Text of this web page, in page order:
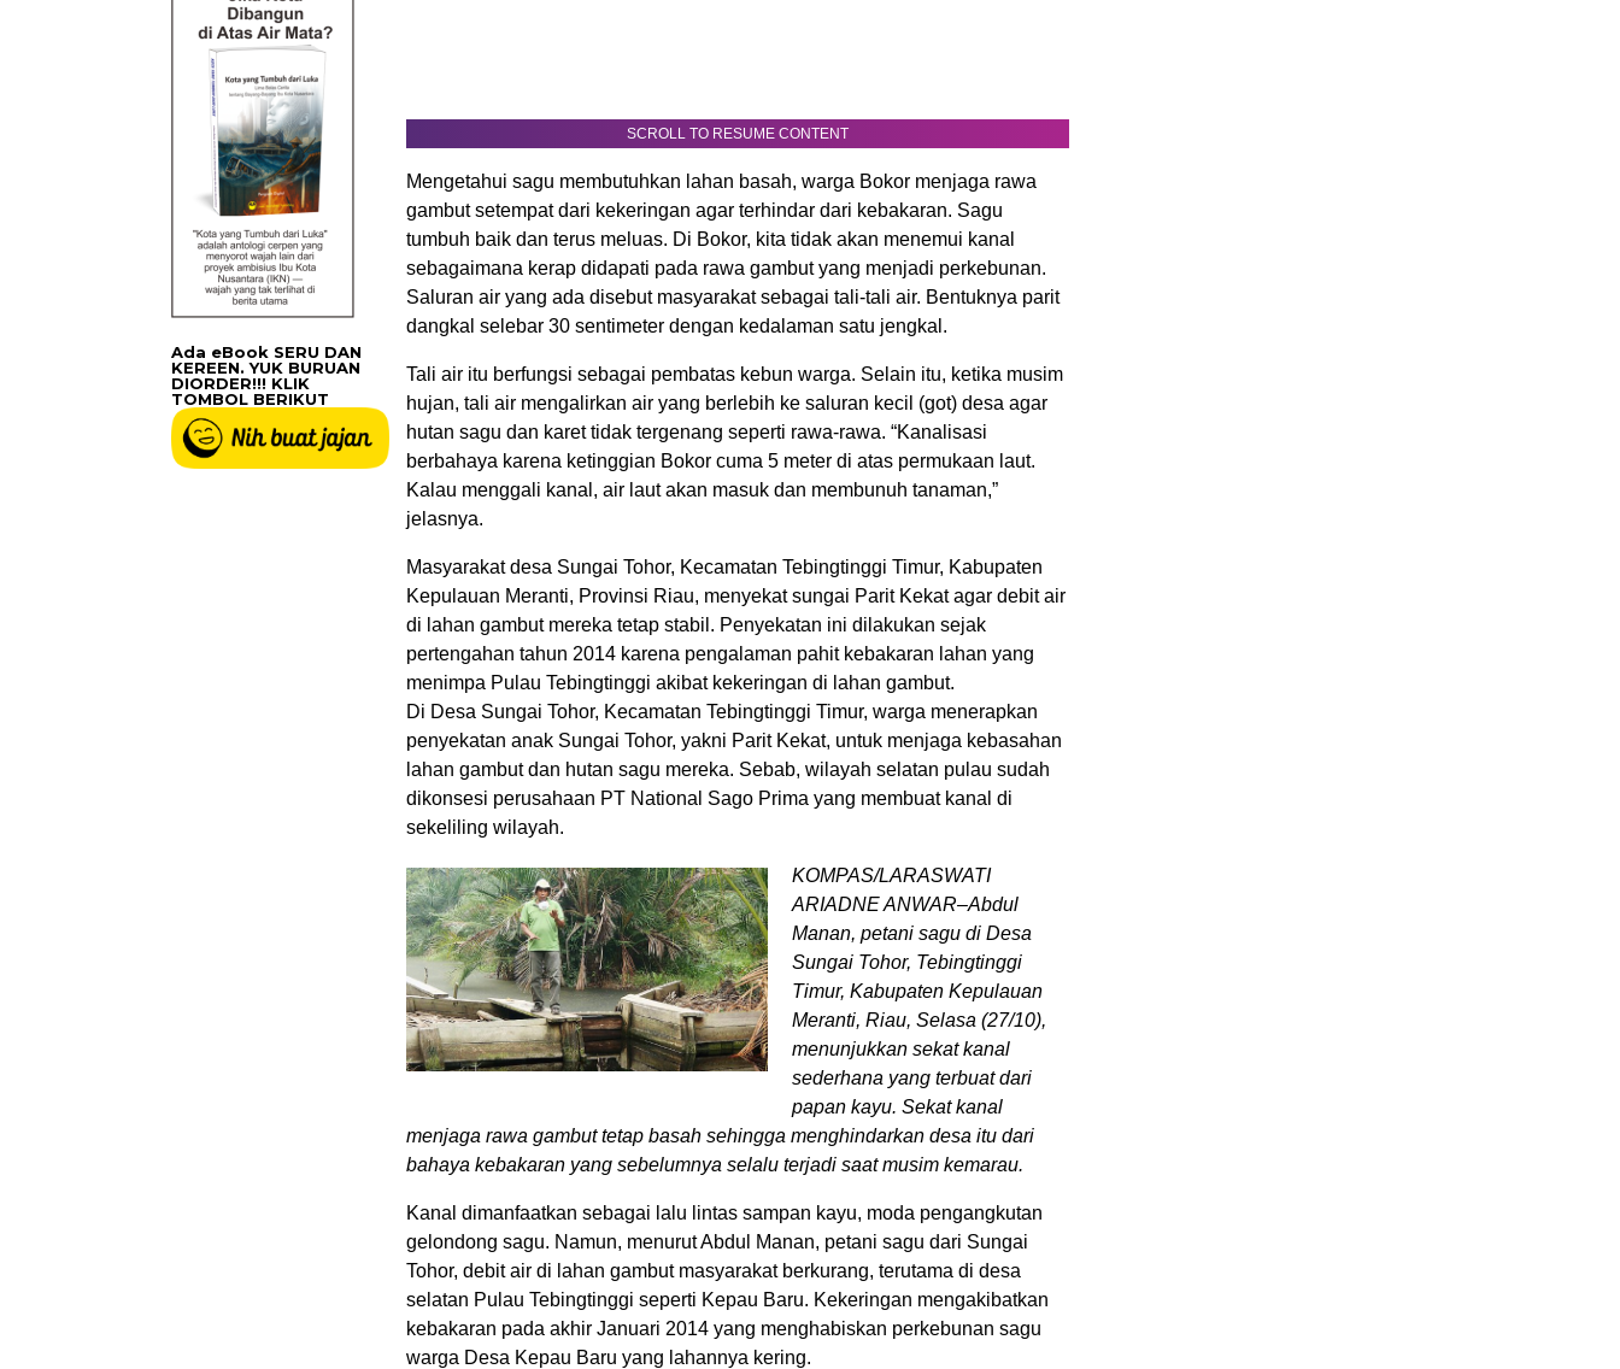
SCROLL TO RESUME CONTENT
Mengetahui sagu membutuhkan lahan basah, warga Bokor menjaga rawa
gambut setempat dari kekeringan agar terhindar dari kebakaran. Sagu
tumbuh baik dan terus meluas. Di Bokor, kita tidak akan menemui kanal
sebagaimana kerap didapati pada rawa gambut yang menjadi perkebunan.
Saluran air yang ada disebut masyarakat sebagai tali-tali air. Bentuknya parit
dangkal selebar 30 sentimeter dengan kedalaman satu jengkal.
Tali air itu berfungsi sebagai pembatas kebun warga. Selain itu, ketika musim
hujan, tali air mengalirkan air yang berlebih ke saluran kecil (got) desa agar
hutan sagu dan karet tidak tergenang seperti rawa-rawa. “Kanalisasi
berbahaya karena ketinggian Bokor cuma 5 meter di atas permukaan laut.
Kalau menggali kanal, air laut akan masuk dan membunuh tanaman,”
jelasnya.
Masyarakat desa Sungai Tohor, Kecamatan Tebingtinggi Timur, Kabupaten
Kepulauan Meranti, Provinsi Riau, menyekat sungai Parit Kekat agar debit air
di lahan gambut mereka tetap stabil. Penyekatan ini dilakukan sejak
pertengahan tahun 2014 karena pengalaman pahit kebakaran lahan yang
menimpa Pulau Tebingtinggi akibat kekeringan di lahan gambut.
Di Desa Sungai Tohor, Kecamatan Tebingtinggi Timur, warga menerapkan
penyekatan anak Sungai Tohor, yakni Parit Kekat, untuk menjaga kebasahan
lahan gambut dan hutan sagu mereka. Sebab, wilayah selatan pulau sudah
dikonsesi perusahaan PT National Sago Prima yang membuat kanal di
sekeliling wilayah.
KOMPAS/LARASWATI
ARIADNE ANWAR–Abdul
Manan, petani sagu di Desa
Sungai Tohor, Tebingtinggi
Timur, Kabupaten Kepulauan
Meranti, Riau, Selasa (27/10),
menunjukkan sekat kanal
sederhana yang terbuat dari
papan kayu. Sekat kanal
menjaga rawa gambut tetap basah sehingga menghindarkan desa itu dari
bahaya kebakaran yang sebelumnya selalu terjadi saat musim kemarau.
Kanal dimanfaatkan sebagai lalu lintas sampan kayu, moda pengangkutan
gelondong sagu. Namun, menurut Abdul Manan, petani sagu dari Sungai
Tohor, debit air di lahan gambut masyarakat berkurang, terutama di desa
selatan Pulau Tebingtinggi seperti Kepau Baru. Kekeringan mengakibatkan
kebakaran pada akhir Januari 2014 yang menghabiskan perkebunan sagu
warga Desa Kepau Baru yang lahannya kering.
Ada eBook SERU DAN
KEREEN. YUK BURUAN
DIORDER!!! KLIK
TOMBOL BERIKUT